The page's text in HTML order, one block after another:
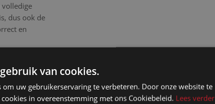
volledige
dus ook de
en
van het
afgebroken
samenhang
werken
van cookies.
om uw gebruikerservaring te verbeteren. Door onze website te
in overeenstemming met ons Cookiebeleid. Lees verder